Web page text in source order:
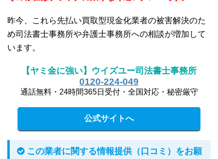
昨今、これら先払い買取型現金化業者の被害解決のた
め司法書士事務所や弁護士事務所への相談が増加して
います。
【ヤミ金に強い】ウイズユー司法書士事務所
0120-224-049
通話無料・24時間365日受付・全国対応・秘密厳守
公式サイトへ
この業者に関する情報提供（口コミ）をお願